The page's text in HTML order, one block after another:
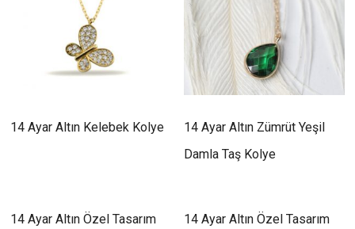
14 Ayar Altın Kelebek Kolye
14 Ayar Altın Zümrüt Yeşil
Damla Taş Kolye
14 Ayar Altın Özel Tasarım
14 Ayar Altın Özel Tasarım